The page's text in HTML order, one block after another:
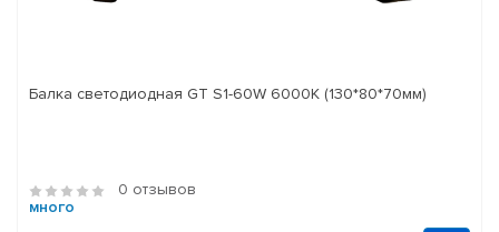
Балка светодиодная GT S1-60W 6000K (130*80*70мм)
0 отзывов
много